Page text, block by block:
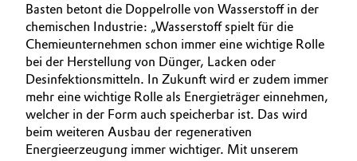
Basten betont die Doppelrolle von Wasserstoff in der
chemischen Industrie: „Wasserstoff spielt für die
Chemieunternehmen schon immer eine wichtige Rolle
bei der Herstellung von Dünger, Lacken oder
Desinfektionsmitteln. In Zukunft wird er zudem immer
mehr eine wichtige Rolle als Energieträger einnehmen,
welcher in der Form auch speicherbar ist. Das wird
beim weiteren Ausbau der regenerativen
Energieerzeugung immer wichtiger. Mit unserem